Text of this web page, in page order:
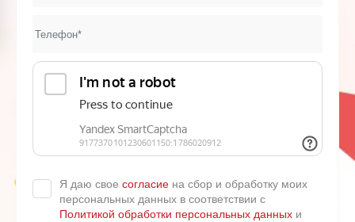
Я даю свое согласие на сбор и обработку моих
персональных данных в соответствии с
Политикой обработки персональных данных и